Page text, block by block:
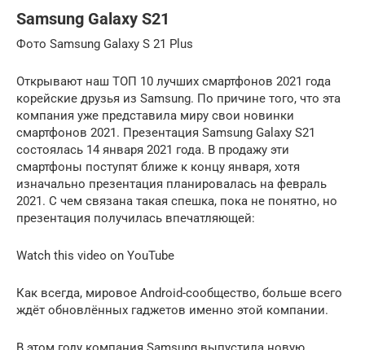
Samsung Galaxy S21
Фото Samsung Galaxy S 21 Plus
Открывают наш ТОП 10 лучших смартфонов 2021 года
корейские друзья из Samsung. По причине того, что эта
компания уже представила миру свои новинки
смартфонов 2021. Презентация Samsung Galaxy S21
состоялась 14 января 2021 года. В продажу эти
смартфоны поступят ближе к концу января, хотя
изначально презентация планировалась на февраль
2021. С чем связана такая спешка, пока не понятно, но
презентация получилась впечатляющей:
Watch this video on YouTube
Как всегда, мировое Android-сообщество, больше всего
ждёт обновлённых гаджетов именно этой компании.